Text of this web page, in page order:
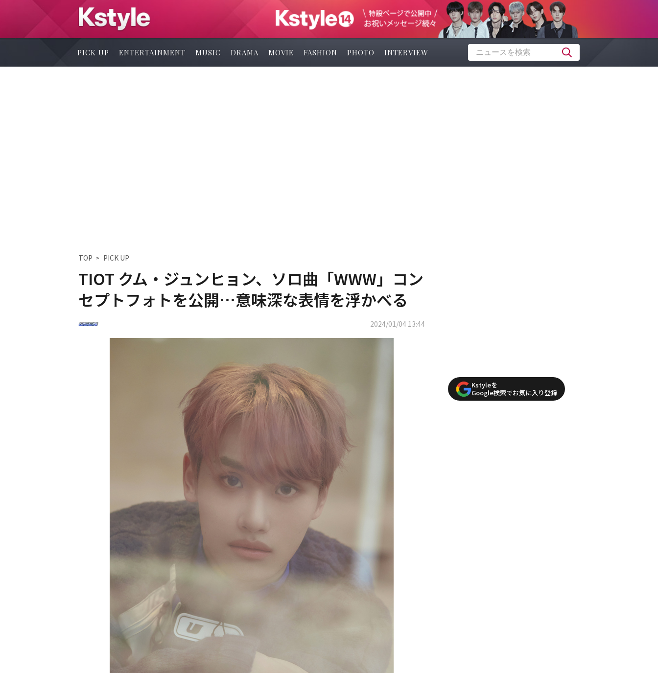
PICK UP ENTERTAINMENT MUSIC DRAMA MOVIE FASHION PHOTO INTERVIEW
TOP PICK UP
TIOT クム・ジュンヒョン、ソロ曲「WWW」コン
セプトフォトを公開…意味深な表情を浮かべる
2024/01/04 13:44
Kstyleを
Google検索でお気に入り登録